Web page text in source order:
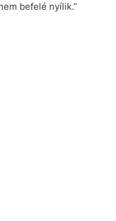
befelé nyílik.”